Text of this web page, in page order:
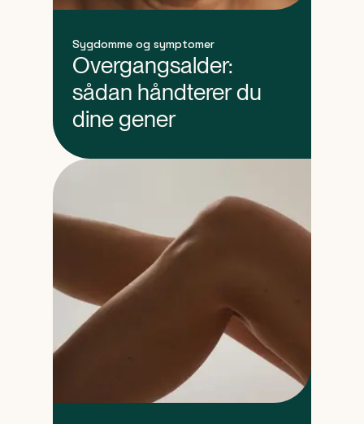
Sygdomme og symptomer
Overgangsalder:
sådan håndterer du
dine gener